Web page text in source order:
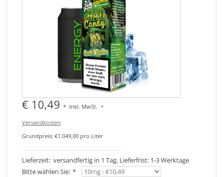
€ 10,49 * Inkl. MwSt. +
Versandkosten
Grundpreis: €1.049,00 pro Liter
Lieferzeit: versandfertig in 1 Tag, Lieferfrist: 1-3 Werktage
Bitte wählen Sie: *